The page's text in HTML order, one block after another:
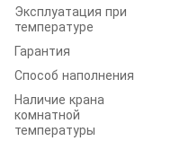
Эксплуатация при
температуре
Гарантия
Способ наполнения
Наличие крана
комнатной
температуры